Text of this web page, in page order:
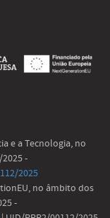
e a Tecnologia, no
-
2025
no âmbito dos
-